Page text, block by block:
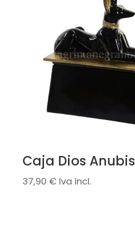
Caja Dios Anubis
37,90 € Iva incl.